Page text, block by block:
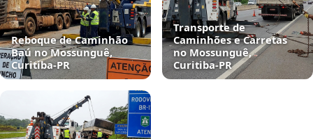
Reboque de Caminhão
Baú no Mossunguê,
Curitiba‑PR
Transporte de
Caminhões e Carretas
no Mossunguê,
Curitiba‑PR